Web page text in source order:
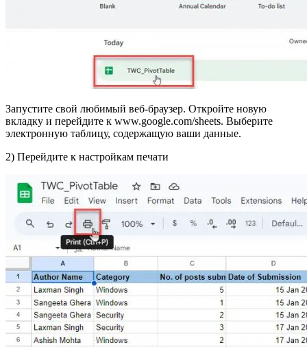
Запустите свой любимый веб-браузер. Откройте новую
вкладку и перейдите к www.google.com/sheets. Выберите
электронную таблицу, содержащую ваши данные.
2) Перейдите к настройкам печати